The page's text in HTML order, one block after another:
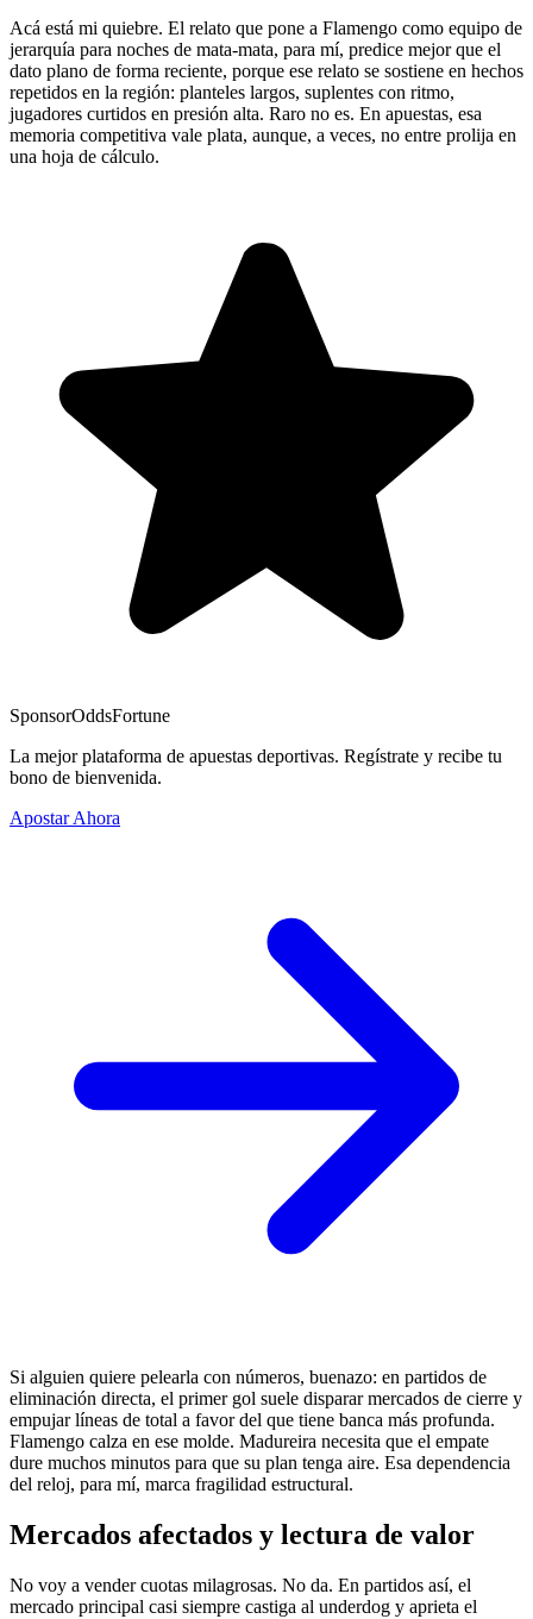
Acá está mi quiebre. El relato que pone a Flamengo como equipo de
jerarquía para noches de mata-mata, para mí, predice mejor que el
dato plano de forma reciente, porque ese relato se sostiene en hechos
repetidos en la región: planteles largos, suplentes con ritmo,
jugadores curtidos en presión alta. Raro no es. En apuestas, esa
memoria competitiva vale plata, aunque, a veces, no entre prolija en
una hoja de cálculo.
SponsorOddsFortune
La mejor plataforma de apuestas deportivas. Regístrate y recibe tu
bono de bienvenida.
Apostar Ahora
Si alguien quiere pelearla con números, buenazo: en partidos de
eliminación directa, el primer gol suele disparar mercados de cierre y
empujar líneas de total a favor del que tiene banca más profunda.
Flamengo calza en ese molde. Madureira necesita que el empate
dure muchos minutos para que su plan tenga aire. Esa dependencia
del reloj, para mí, marca fragilidad estructural.
Mercados afectados y lectura de valor
No voy a vender cuotas milagrosas. No da. En partidos así, el
mercado principal casi siempre castiga al underdog y aprieta el